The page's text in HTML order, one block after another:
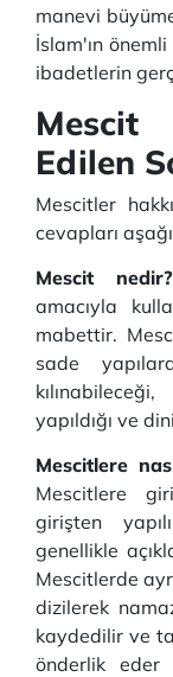
manevi
İslam'ın
ibadetlerin
Mescit
Edilen
Mescitler
cevapları
Mescit
amacıyla
mabettir.
sade
yapıldığı ve
Mescitlere
Mescitlere
girişten
genellikle
Mescitlerde
dizilerek
kaydedilir ve
önderlik eder